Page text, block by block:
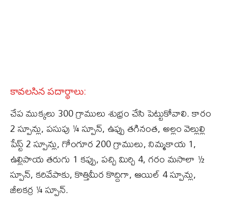
కావలసిన పదార్థాలు:
చేప ముక్కలు 300 గ్రాములు శుభ్రం చేసి పెట్టుకోవాలి. కారం
2 స్పూన్లు, పసుపు ¼ స్పూన్, ఉప్పు తగినంత, అల్లం వెల్లుల్లి
పేస్ట్ 2 స్పూన్లు, గోంగూర 200 గ్రాములు, నిమ్మకాయ 1,
ఉల్లిపాయ తరుగు 1 కప్పు, పచ్చి మిర్చి 4, గరం మసాలా ½
స్పూన్, కరివేపాకు, కొత్తిమీర కొద్దిగా, ఆయిల్ 4 స్పూన్లు,
జీలకర్ర ¼ స్పూన్.